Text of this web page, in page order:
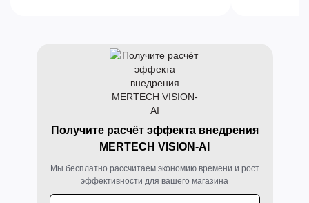
Получите расчёт эффекта внедрения
MERTECH VISION-AI
Мы бесплатно рассчитаем экономию времени и рост
эффективности для вашего магазина